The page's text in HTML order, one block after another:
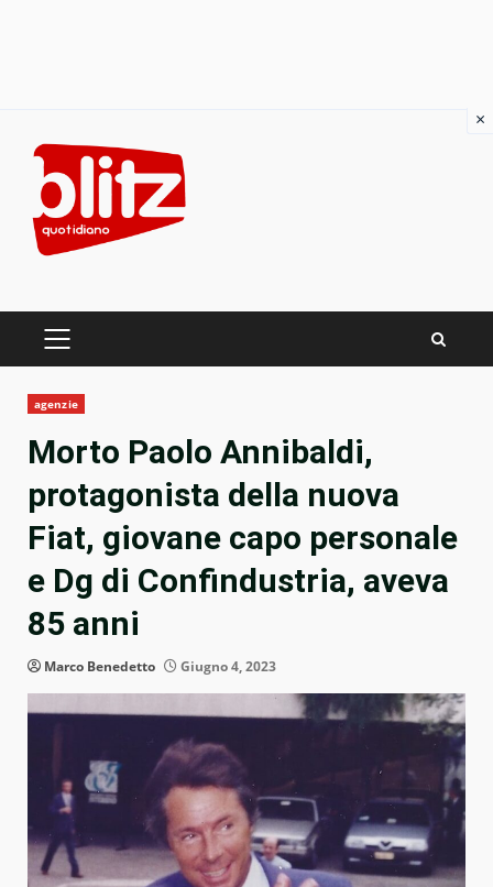
content
PRIMARY
agenzie
Morto Paolo Annibaldi,
protagonista della nuova
Fiat, giovane capo personale
e Dg di Confindustria, aveva
85 anni
Marco Benedetto Giugno 4, 2023
×